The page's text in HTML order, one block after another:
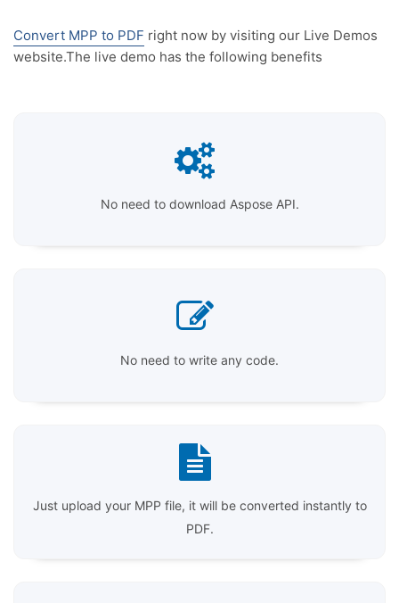
Convert MPP to PDF right now by visiting our Live Demos
website.The live demo has the following benefits
No need to download Aspose API.
No need to write any code.
Just upload your MPP file, it will be converted instantly to
PDF.